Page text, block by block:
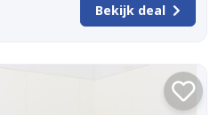
Bekijk deal